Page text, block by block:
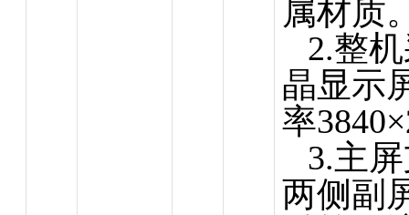
属材质
2.整
晶显示
率
3.主
两侧副